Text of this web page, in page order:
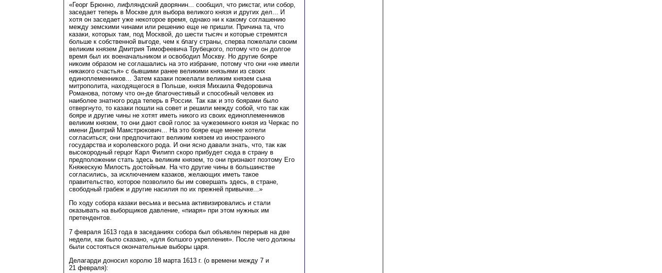
«Георг Брюнно, лифляндский дворянин... сообщил, что рикстаг, или собор,
заседает теперь в Москве для выбора великого князя и других дел... И
хотя он заседает уже некоторое время, однако ни к какому соглашению
между земскими чинами или решению еще не пришли. Причина та, что
казаки, которых там, под Москвой, до шести тысяч и которые стремятся
больше к собственной выгоде, чем к благу страны, сперва пожелали своим
великим князем Дмитрия Тимофеевича Трубецкого, потому что он долгое
время был их военачальником и освободил Москву. Но другие бояре
никоим образом не соглашались на это избрание, потому что они «не имели
никакого счастья» с бывшими ранее великими князьями из своих
единоплеменников... Затем казаки пожелали великим князем сына
митрополита, находящегося в Польше, князя Михаила Федоровича
Романова, потому что он-де благочестивый и способный человек из
наиболее знатного рода теперь в России. Так как и это боярами было
отвергнуто, то казаки пошли на совет и решили между собой, что так как
бояре и другие чины не хотят иметь никого из своих единоплеменников
великим князем, то они дают свой голос за чужеземного князя из Черкас по
имени Дмитрий Мамстрюкович... На это бояре еще менее хотели
согласиться; они предпочитают великим князем из иностранного
государства и королевского рода. И они ясно давали знать, что, так как
высокородный герцог Карл Филипп скоро прибудет сюда в страну в
предположении стать здесь великим князем, то они признают поэтому Его
Княжескую Милость достойным. На что другие чины в большинстве
согласились, за исключением казаков, желающих иметь такое
правительство, которое позволило бы им совершать здесь, в стране,
свободный грабеж и другие насилия по их прежней привычке...»
По ходу собора казаки весьма и весьма активизировались и стали
оказывать на выборщиков давление, «пиаря» при этом нужных им
претендентов.
7 февраля 1613 года в заседаниях собора был объявлен перерыв на две
недели, как было сказано, «для болшого укрепления». После чего должны
были состояться окончательные выборы царя.
Делагарди доносил королю 18 марта 1613 г. (о времени между 7 и
21 февраля):